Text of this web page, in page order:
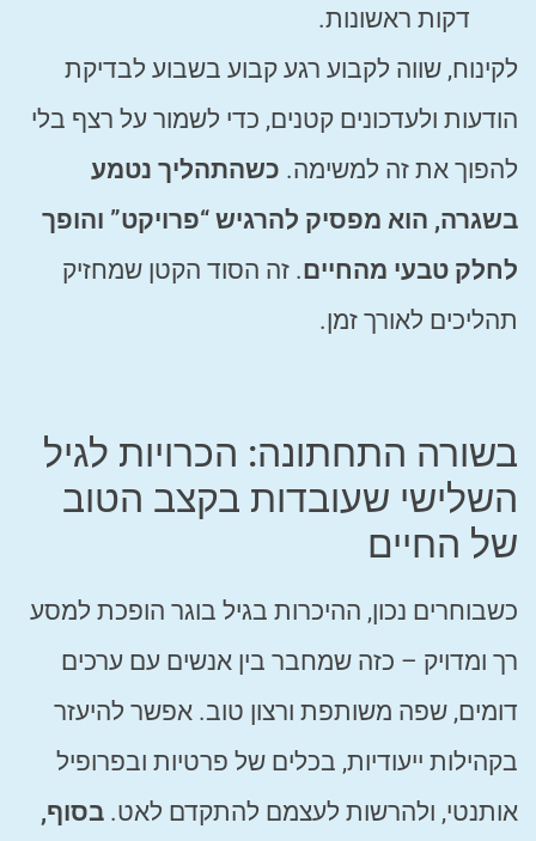
דקות ראשונות.
לקינוח, שווה לקבוע רגע קבוע בשבוע לבדיקת
הודעות ולעדכונים קטנים, כדי לשמור על רצף בלי
להפוך את זה למשימה. כשהתהליך נטמע
בשגרה, הוא מפסיק להרגיש “פרויקט” והופך
לחלק טבעי מהחיים. זה הסוד הקטן שמחזיק
תהליכים לאורך זמן.
בשורה התחתונה: הכרויות לגיל
השלישי שעובדות בקצב הטוב
של החיים
כשבוחרים נכון, ההיכרות בגיל בוגר הופכת למסע
רך ומדויק – כזה שמחבר בין אנשים עם ערכים
דומים, שפה משותפת ורצון טוב. אפשר להיעזר
בקהילות ייעודיות, בכלים של פרטיות ובפרופיל
אותנטי, ולהרשות לעצמם להתקדם לאט. בסוף,